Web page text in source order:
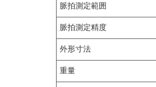
脈拍測定範囲
脈拍測定精度
外形寸法
重量